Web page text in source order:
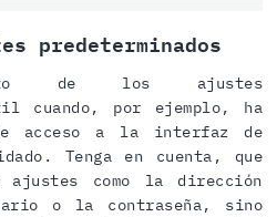
predeterminados
de los ajustes
cuando, por ejemplo, ha
acceso a la interfaz de
Tenga en cuenta, que
como la dirección
o la contraseña, sino